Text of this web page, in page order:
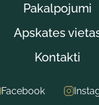
Pakalpojumi
Apskates
Kontakti
Facebook